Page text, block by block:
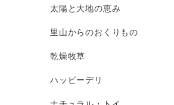
太陽と大地の恵み
里山からのおくりもの
乾燥牧草
ハッピーデリ